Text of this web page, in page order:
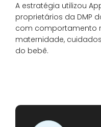
A estratégia utilizou
proprietários da DMP
com comportamento
maternidade,
do bebê.